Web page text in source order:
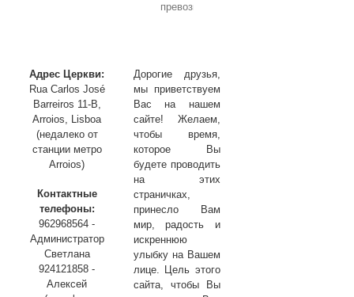
превозносится»
Адрес Церкви:
Rua Carlos José
Barreiros 11-B,
Arroios, Lisboa
(недалеко от
станции метро
Arroios)
Контактные
телефоны:
962968564 -
Администратор
Светлана
924121858 -
Алексей
Дорогие друзья,
мы приветствуем
Вас на нашем
сайте! Желаем,
чтобы время,
которое Вы
будете проводить
на этих
страничках,
принесло Вам
мир, радость и
искреннюю
улыбку на Вашем
лице. Цель этого
сайта, чтобы Вы